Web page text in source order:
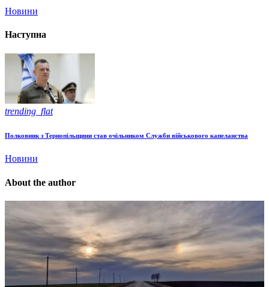
Новини
Наступна
trending_flat
Полковник з Тернопільщини став очільником Служби військового капеланства
Новини
About the author